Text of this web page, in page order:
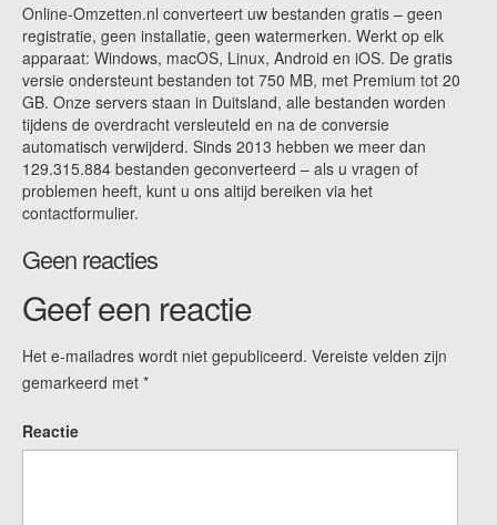
Online-Omzetten.nl converteert uw bestanden gratis – geen
registratie, geen installatie, geen watermerken. Werkt op elk
apparaat: Windows, macOS, Linux, Android en iOS. De gratis
versie ondersteunt bestanden tot 750 MB, met Premium tot 20
GB. Onze servers staan in Duitsland, alle bestanden worden
tijdens de overdracht versleuteld en na de conversie
automatisch verwijderd. Sinds 2013 hebben we meer dan
129.315.884 bestanden geconverteerd – als u vragen of
problemen heeft, kunt u ons altijd bereiken via het
contactformulier.
Geen reacties
Geef een reactie
Het e-mailadres wordt niet gepubliceerd. Vereiste velden zijn
gemarkeerd met *
Reactie